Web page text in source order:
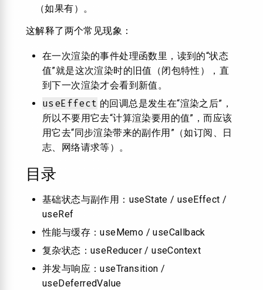
（如果有）。
这解释了两个常见现象：
在一次渲染的事件处理函数里，读到的“状态
值”就是这次渲染时的旧值（闭包特性），直
到下一次渲染才会看到新值。
useEffect 的回调总是发生在“渲染之后”，
所以不要用它去“计算渲染要用的值”，而应该
用它去“同步渲染带来的副作用”（如订阅、日
志、网络请求等）。
目录
基础状态与副作用：useState / useEffect /
useRef
性能与缓存：useMemo / useCallback
复杂状态：useReducer / useContext
并发与响应：useTransition /
useDeferredValue